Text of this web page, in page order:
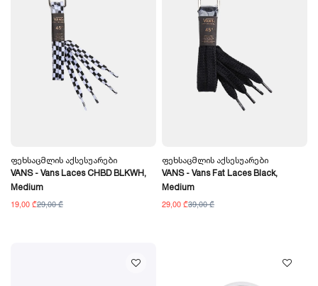
Ფეხსაცმლის Აქსესუარები
VANS - Vans Laces CHBD BLKWH,
Medium
19,00 ₾29,00 ₾
Ფეხსაცმლის Აქსესუარები
VANS - Vans Fat Laces Black,
Medium
29,00 ₾39,00 ₾